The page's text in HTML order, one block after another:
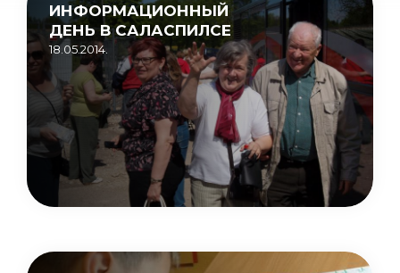
ИНФОРМАЦИОННЫЙ
ДЕНЬ В САЛАСПИЛСЕ
18.05.2014.